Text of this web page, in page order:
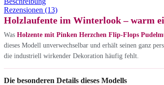
Rezensionen (13)
Holzlaufente im Winterlook – warm
Was Holzente mit Pinken Herzchen Flip-Flops
dieses Modell unverwechselbar und erhält seinen ganz
die industriell wirkender Dekoration häufig fehlt.
Die besonderen Details dieses Modells